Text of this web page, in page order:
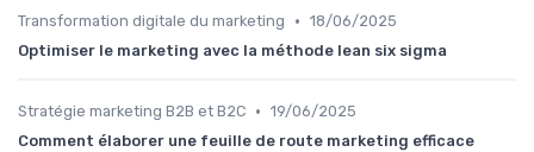
Transformation digitale du marketing • 18/06/2025
Optimiser le marketing avec la méthode lean six sigma
Stratégie marketing B2B et B2C • 19/06/2025
Comment élaborer une feuille de route marketing efficace